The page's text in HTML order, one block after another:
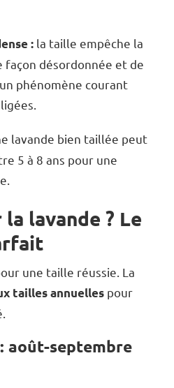
: la taille empêche la
façon désordonnée et de
phénomène courant
lavande bien taillée peut
5 à 8 ans pour une
lavande ? Le
une taille réussie. La
tailles annuelles pour
août-septembre